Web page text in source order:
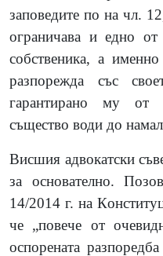
заповедите по на чл.
ограничава и едно
собственика, а
разпорежда със
гарантирано му от
същество води до
Висшия адвокатски
за основателно.
14/2014 г. на
че „повече от
оспорената